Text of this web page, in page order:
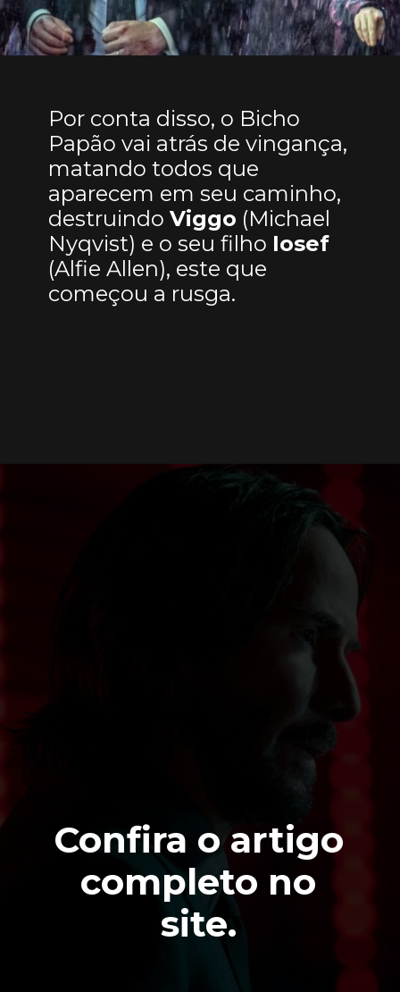
Por conta disso, o Bicho
Papão vai atrás de vingança,
matando todos que
aparecem em seu caminho,
destruindoViggo (Michael
Nyqvist) e o seu filho Iosef
(Alfie Allen), este que
começou a rusga.
Confira o artigo
completo no
site.